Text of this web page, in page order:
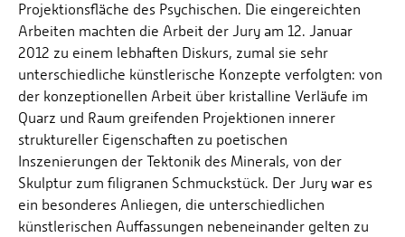
Projektionsfläche des Psychischen. Die eingereichten
Arbeiten machten die Arbeit der Jury am 12. Januar
2012 zu einem lebhaften Diskurs, zumal sie sehr
unterschiedliche künstlerische Konzepte verfolgten: von
der konzeptionellen Arbeit über kristalline Verläufe im
Quarz und Raum greifenden Projektionen innerer
struktureller Eigenschaften zu poetischen
Inszenierungen der Tektonik des Minerals, von der
Skulptur zum filigranen Schmuckstück. Der Jury war es
ein besonderes Anliegen, die unterschiedlichen
künstlerischen Auffassungen nebeneinander gelten zu